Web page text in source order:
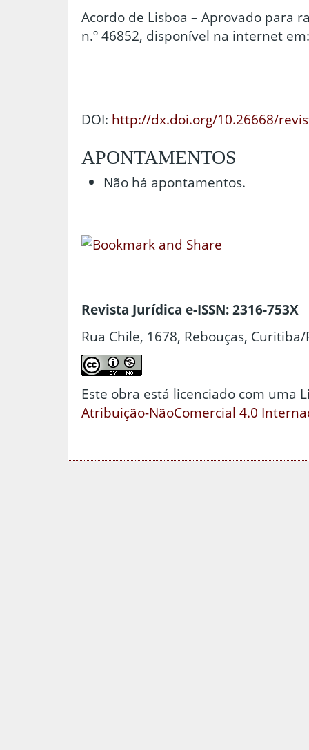
Acordo de Lisboa – Aprovado para
n.º 46852, disponível na internet
DOI: http://dx.doi.org/10.26668/
APONTAMENTOS
Não há apontamentos.
Revista Jurídica e-ISSN: 2316-753X
Rua Chile, 1678, Rebouças, Curitiba/
Este obra está licenciado com uma
Atribuição-NãoComercial 4.0